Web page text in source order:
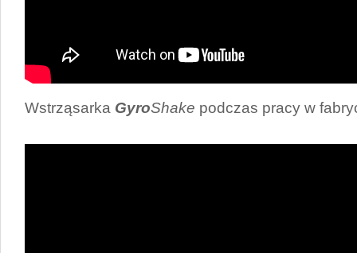
Wstrząsarka GyroShake podczas pracy w